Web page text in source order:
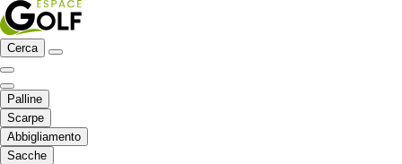
Cerca
Palline
Scarpe
Abbigliamento
Sacche